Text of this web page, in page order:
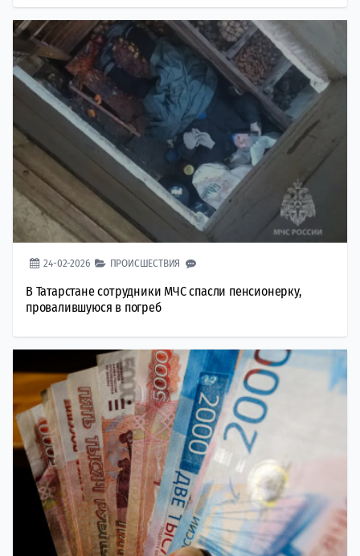
24-02-2026 ПРОИСШЕСТВИЯ
В Татарстане сотрудники МЧС спасли пенсионерку,
провалившуюся в погреб